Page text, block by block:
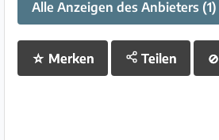
Alle Anzeigen des Anbieters (1)
☆ Merken Teilen ⊘